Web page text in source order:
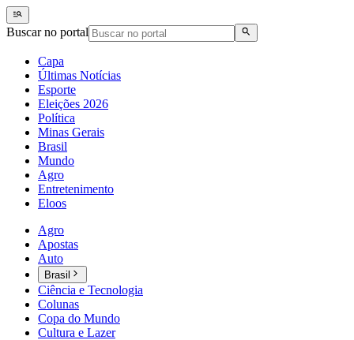
Buscar no portal
Capa
Últimas Notícias
Esporte
Eleições 2026
Política
Minas Gerais
Brasil
Mundo
Agro
Entretenimento
Eloos
Agro
Apostas
Auto
Brasil
Ciência e Tecnologia
Colunas
Copa do Mundo
Cultura e Lazer